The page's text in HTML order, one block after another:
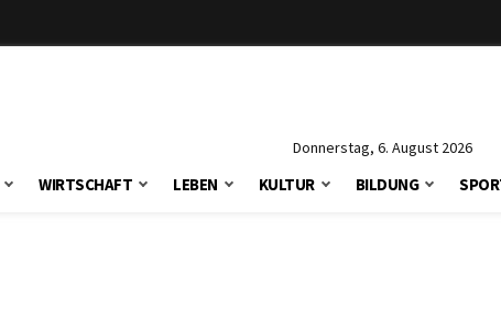
Donnerstag, 6. August 2026
WIRTSCHAFT LEBEN KULTUR BILDUNG